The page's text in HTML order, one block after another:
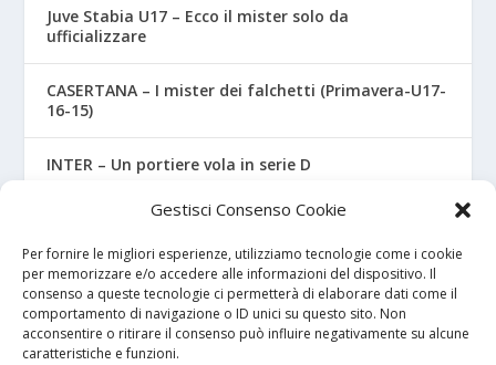
Gestisci Consenso Cookie
Per fornire le migliori esperienze, utilizziamo tecnologie come i cookie
per memorizzare e/o accedere alle informazioni del dispositivo. Il
consenso a queste tecnologie ci permetterà di elaborare dati come il
comportamento di navigazione o ID unici su questo sito. Non
acconsentire o ritirare il consenso può influire negativamente su alcune
caratteristiche e funzioni.
Juve Stabia U17 – Ecco il mister solo da
ufficializzare
CASERTANA – I mister dei falchetti (Primavera-U17-
16-15)
INTER – Un portiere vola in serie D
FIORENTINA – Tutti i mister delle giovanili (2026-27)
I NOSTRI SPONSOR